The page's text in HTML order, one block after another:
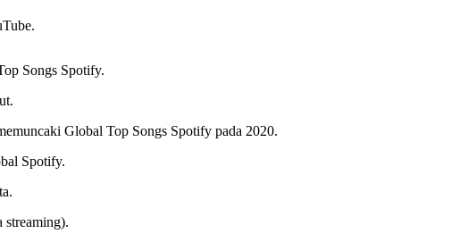
Songs Spotify.
Global Top Songs Spotify pada 2020.
Spotify.